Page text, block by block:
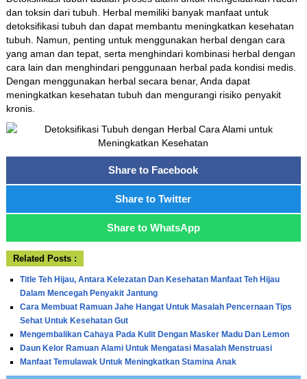
dan toksin dari tubuh. Herbal memiliki banyak manfaat untuk
detoksifikasi tubuh dan dapat membantu meningkatkan kesehatan
tubuh. Namun, penting untuk menggunakan herbal dengan cara
yang aman dan tepat, serta menghindari kombinasi herbal dengan
cara lain dan menghindari penggunaan herbal pada kondisi medis.
Dengan menggunakan herbal secara benar, Anda dapat
meningkatkan kesehatan tubuh dan mengurangi risiko penyakit
kronis.
Share to Facebook
Share to Twitter
Share to WhatsApp
Related Posts :
Title Teh Hijau, Antara Kelezatan Dan Kesehatan Manfaat Teh Hijau
Dalam Mencegah Penyakit Jantung
Cara Membuat Ramuan Jahe Hangat Untuk Masalah Pencernaan Tips
Sehat Untuk Kesehatan Gut
Mengembalikan Cahaya Pada Kulit Dengan Masker Madu Dan Lemon
Daun Kelor Ramuan Alami Untuk Mengatasi Masalah Menstruasi
Manfaat Temulawak Untuk Meningkatkan Stamina Anak